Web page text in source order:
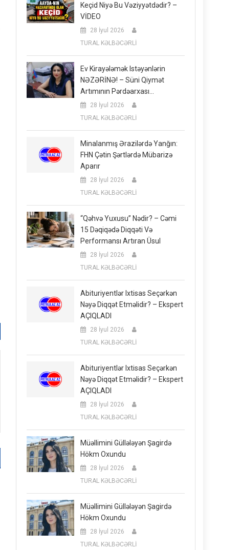
Keçid Niyə Bu Vəziyyətdədir? –
VİDEO
28 İyul 2026
TURAL KƏLBƏCƏRLİ
Ev Kirayələmək Istəyənlərin
NƏZƏRİNƏ! – Süni Qiymət
Artımının Pərdəarxası…
28 İyul 2026
TURAL KƏLBƏCƏRLİ
Minalanmış Ərazilərdə Yanğın:
FHN Çətin Şərtlərdə Mübarizə
Aparır
28 İyul 2026
TURAL KƏLBƏCƏRLİ
“Qəhvə Yuxusu” Nədir? – Cəmi
15 Dəqiqədə Diqqəti Və
Performansı Artıran Üsul
28 İyul 2026
TURAL KƏLBƏCƏRLİ
Abituriyentlər Ixtisas Seçərkən
Nəyə Diqqət Etməlidir? – Ekspert
AÇIQLADI
28 İyul 2026
TURAL KƏLBƏCƏRLİ
Abituriyentlər Ixtisas Seçərkən
Nəyə Diqqət Etməlidir? – Ekspert
AÇIQLADI
28 İyul 2026
TURAL KƏLBƏCƏRLİ
Müəllimini Güllələyən Şagirdə
Hökm Oxundu
28 İyul 2026
TURAL KƏLBƏCƏRLİ
Müəllimini Güllələyən Şagirdə
Hökm Oxundu
28 İyul 2026
TURAL KƏLBƏCƏRLİ